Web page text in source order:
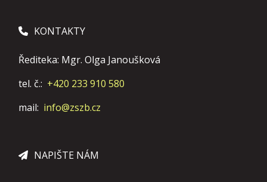
KONTAKTY
Řediteka: Mgr. Olga Janoušková
tel. č.: +420 233 910 580
mail: info@zszb.cz
NAPIŠTE NÁM